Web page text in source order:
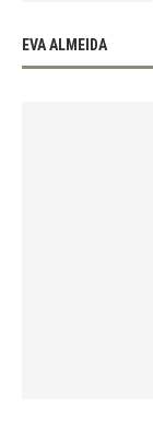
EVA ALMEIDA